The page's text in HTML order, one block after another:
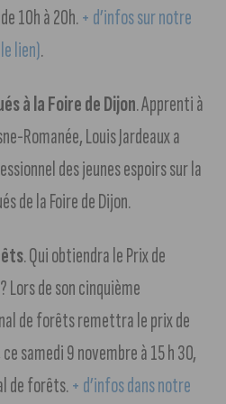
10h à 20h.+ d’infos sur notre
lien).
à la Foire de Dijon. Apprenti à
Romanée, Louis Jardeaux a
des jeunes espoirs sur la
de la Foire de Dijon.
. Qui obtiendra le Prix de
Lors de son cinquième
de forêts remettra le prix de
samedi 9 novembre à 15 h 30,
de forêts.+ d’infos dans notre